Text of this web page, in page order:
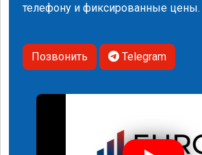
телефону и фиксированные цены.
Позвонить Telegram